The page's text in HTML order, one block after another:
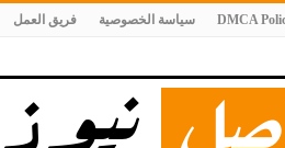
سياسة الخصوصية فريق العمل